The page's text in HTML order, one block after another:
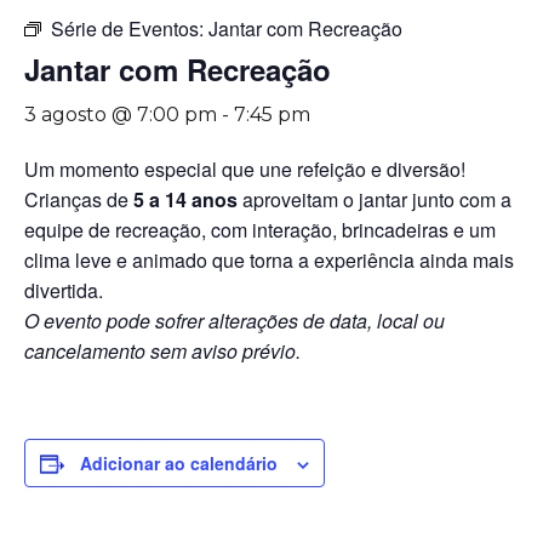
Série de Eventos: Jantar com Recreação
Jantar com Recreação
3 agosto @ 7:00 pm - 7:45 pm
Um momento especial que une refeição e diversão!
Crianças de5 a 14 anosaproveitam o jantar junto com a
equipe de recreação, com interação, brincadeiras e um
clima leve e animado que torna a experiência ainda mais
divertida.
O evento pode sofrer alterações de data, local ou
cancelamento sem aviso prévio.
Adicionar ao calendário